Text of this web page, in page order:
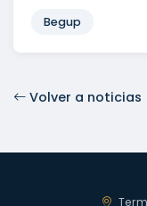
Begup
Volver a noticias